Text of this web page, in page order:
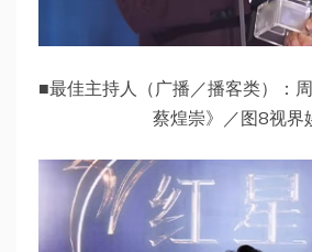
■最佳主持人（广播／播客类）：
蔡煌崇》／图8视界